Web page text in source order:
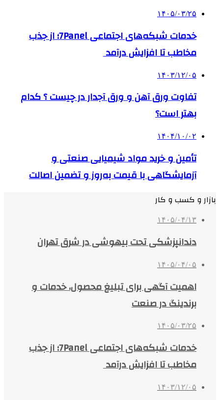
۱۴۰۵/۰۳/۲۵
خدمات شبکه‌های اجتماعی 7Panel؛ از جذب
مخاطب تا افزایش درآمد
۱۴۰۳/۱۲/۰۵
تفاوت ورق آهن و ورق آجدار در چیست ؟ کدام
بهتر است؟
۱۴۰۴/۱۰/۰۲
تأمین و خرید مواد شیمیایی صنعتی و
آزمایشگاهی با قیمت به‌روز و تضمین اصالت
بازار و کسب و کار
۱۴۰۵/۰۴/۱۳
دندانپزشکی تحت بیهوشی در شرق تهران
۱۴۰۵/۰۴/۰۵
اهمیت آگهی برای تبلیغ محصول، خدمات و
برندینگ در صنعت
۱۴۰۵/۰۳/۲۵
خدمات شبکه‌های اجتماعی 7Panel؛ از جذب
مخاطب تا افزایش درآمد
۱۴۰۳/۱۲/۰۵